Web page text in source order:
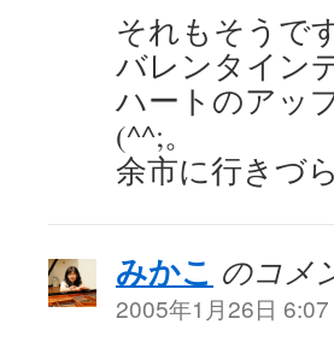
それもそうで
バレンタイン
ハートのアッ
(^^;。
余市に行きづ
みかこ のコメ
2005年1月26日